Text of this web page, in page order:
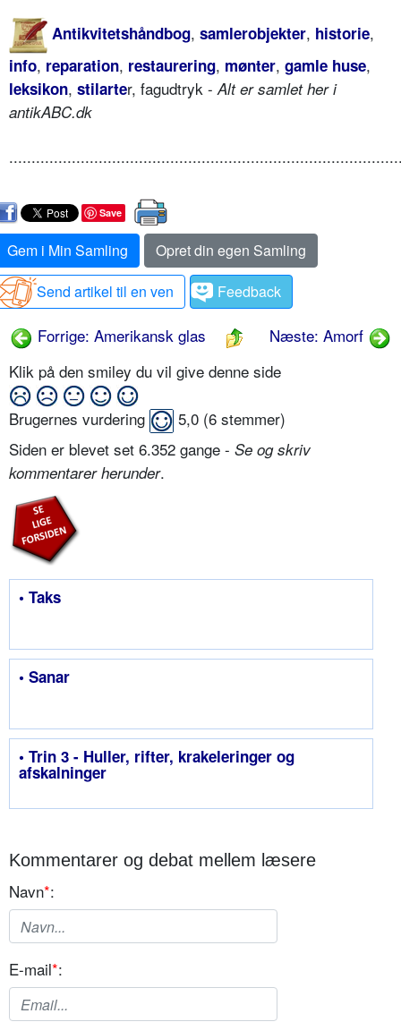
Antikvitetshåndbog, samlerobjekter, historie,
info, reparation, restaurering, mønter, gamle huse,
leksikon, stilarter, fagudtryk -Alt er samlet her i
antikABC.dk
Save
Gem i Min Samling
Opret din egen Samling
Send artikel til en ven
Feedback
Forrige: Amerikansk glas
Næste: Amorf
Klik på den smiley du vil give denne side
Brugernes vurdering 5,0 (6 stemmer)
Siden er blevet set 6.352 gange - Se og skriv
kommentarer herunder.
• Taks
• Sanar
• Trin 3 - Huller, rifter, krakeleringer og
afskalninger
Kommentarer og debat mellem læsere
Navn*:
E-mail*: